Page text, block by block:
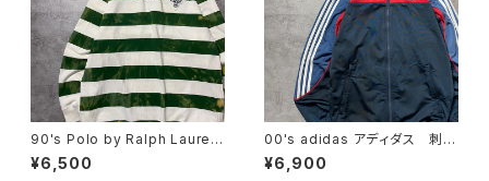
90's Polo by Ralph Lauren
ポロバイラルフローレン 刺繍×
ワッペン ボーダー ラガーシ
¥6,500
00's adidas アディダス 刺繍
ワンポイント バックプリント
サイドストライプ マルチカラ
¥6,900